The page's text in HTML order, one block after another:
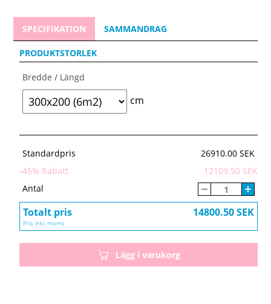
kombinerar stil, funktionalitet och hållbarhet.
och komfort redan idag!
SPECIFIKATION SAMMANDRAG
PRODUKTSTORLEK
Bredde / Längd
cm
Standardpris
26910.00 SEK
-45% Rabatt
12109.50 SEK
Antal
Totalt pris 14800.50 SEK
Pris inkl. moms
Lägg i varukorg